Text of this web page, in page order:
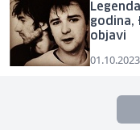
godina,
objavi